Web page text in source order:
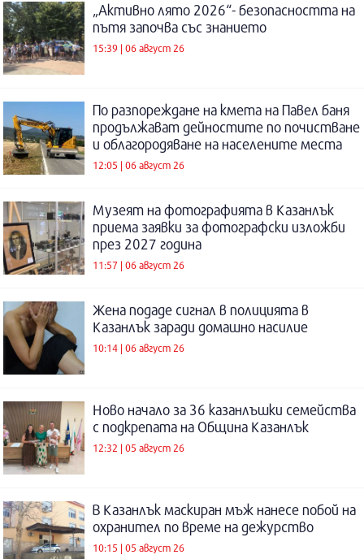
„Активно лято 2026“- безопасността на
пътя започва със знанието
15:39 | 06 август 26
По разпореждане на кмета на Павел баня
продължават дейностите по почистване
и облагородяване на населените места
12:05 | 06 август 26
Музеят на фотографията в Казанлък
приема заявки за фотографски изложби
през 2027 година
11:57 | 06 август 26
Жена подаде сигнал в полицията в
Казанлък заради домашно насилие
10:14 | 06 август 26
Ново начало за 36 казанлъшки семейства
с подкрепата на Община Казанлък
12:32 | 05 август 26
В Казанлък маскиран мъж нанесе побой на
охранител по време на дежурство
10:15 | 05 август 26